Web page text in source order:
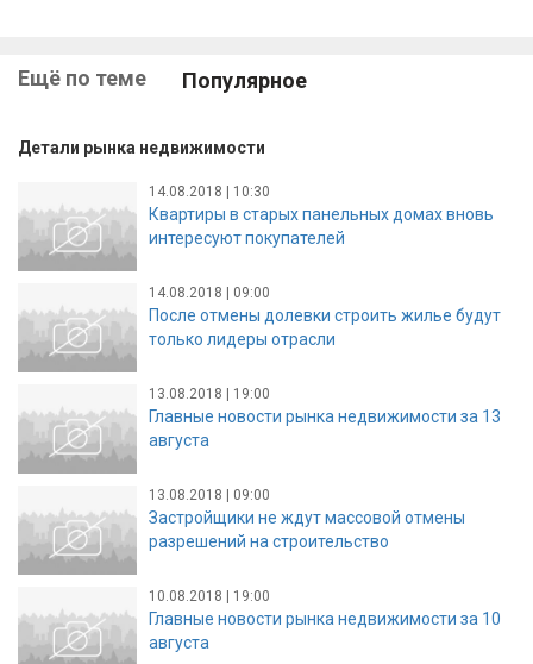
Ещё по теме Популярное
Детали рынка недвижимости
14.08.2018 | 10:30
Квартиры в старых панельных домах вновь
интересуют покупателей
14.08.2018 | 09:00
После отмены долевки строить жилье будут
только лидеры отрасли
13.08.2018 | 19:00
Главные новости рынка недвижимости за 13
августа
13.08.2018 | 09:00
Застройщики не ждут массовой отмены
разрешений на строительство
10.08.2018 | 19:00
Главные новости рынка недвижимости за 10
августа